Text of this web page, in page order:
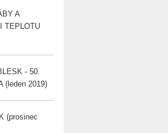
A
TEPLOTU
- 50.
(leden 2019)
(prosinec